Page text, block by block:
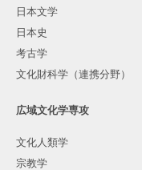
日本文学
日本史
考古学
文化財科学（連携分野）
広域文化学専攻
文化人類学
宗教学